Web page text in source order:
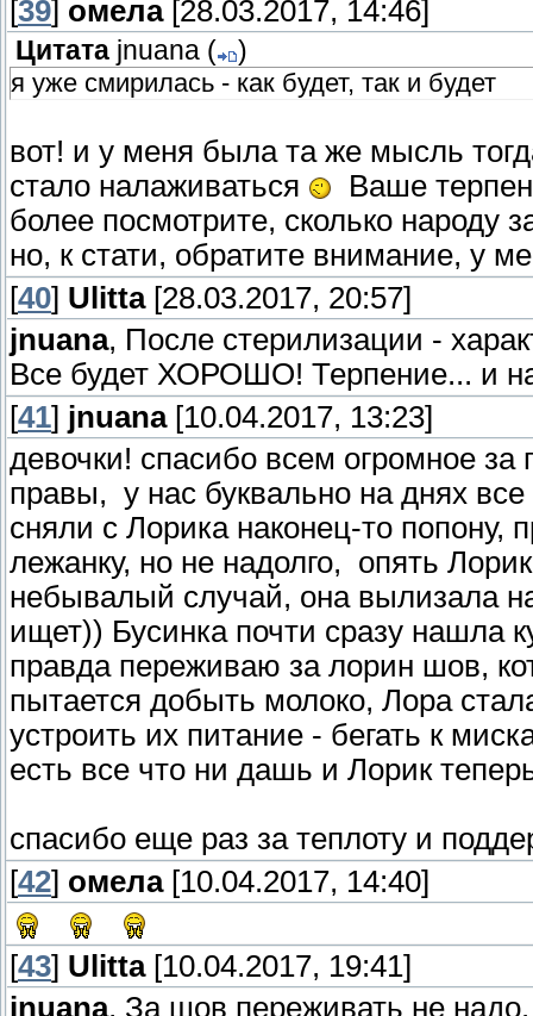
[39] омела[28.03.2017, 14:46]
Цитата jnuana (
)
я уже смирилась - как будет, так и будет
вот! и у меня была та же мысль
стало налаживаться
Ваше
более посмотрите, сколько народу
но, к стати, обратите внимание, у
[40] Ulitta[28.03.2017, 20:57]
jnuana, После стерилизации -
Все будет ХОРОШО! Терпение... и
[41] jnuana[10.04.2017, 13:23]
девочки! спасибо всем огромное
правы, у нас буквально на днях
сняли с Лорика наконец-то попону,
лежанку, но не надолго, опять
небывалый случай, она вылизала
ищет)) Бусинка почти сразу нашла
правда переживаю за лорин шов,
пытается добыть молоко, Лора
устроить их питание - бегать к
есть все что ни дашь и Лорик
спасибо еще раз за теплоту и
[42] омела[10.04.2017, 14:40]
[43] Ulitta[10.04.2017, 19:41]
jnuana, За шов переживать не